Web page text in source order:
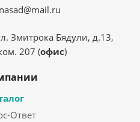
Змитрока Бядули, д.13,
207 (офис)
Ответ